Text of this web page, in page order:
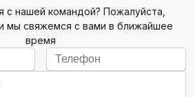
с нашей командой? Пожалуйста,
мы свяжемся с вами в ближайшее
время